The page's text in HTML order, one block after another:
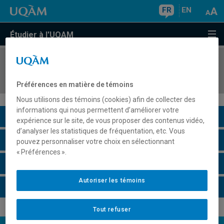
FR EN
Étudier à l'UQAM
COURS//
Description du cours
Horaire - Été 2026
Préférences en matière de témoins
Nous utilisons des témoins (cookies) afin de collecter des
informations qui nous permettent d’améliorer votre
expérience sur le site, de vous proposer des contenus vidéo,
d’analyser les statistiques de fréquentation, etc. Vous
pouvez personnaliser votre choix en sélectionnant
« Préférences ».
Tout refuser
Autoriser les témoins